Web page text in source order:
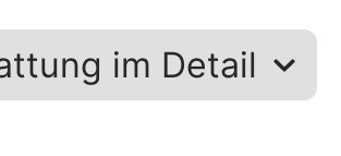
im Detail